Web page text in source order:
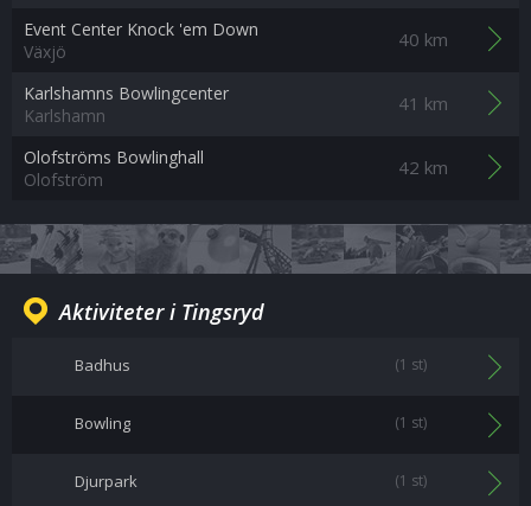
Event Center Knock 'em Down
Växjö
40 km
Karlshamns Bowlingcenter
Karlshamn
41 km
Olofströms Bowlinghall
Olofström
42 km
Aktiviteter i Tingsryd
Badhus (1 st)
Bowling (1 st)
Djurpark (1 st)